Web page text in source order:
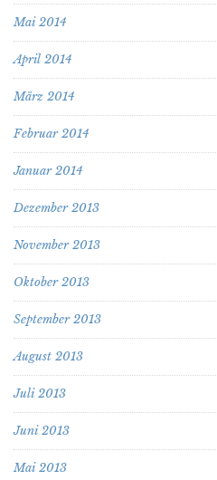
Mai 2014
April 2014
März 2014
Februar 2014
Januar 2014
Dezember 2013
November 2013
Oktober 2013
September 2013
August 2013
Juli 2013
Juni 2013
Mai 2013